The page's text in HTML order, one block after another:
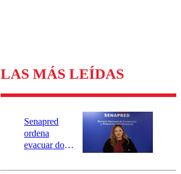
LAS MÁS LEÍDAS
Senapred
ordena
evacuar dos
Carahue por